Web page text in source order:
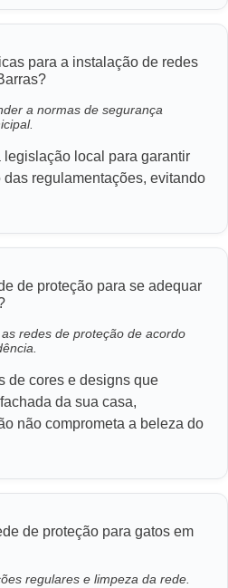
para a instalação de redes
a normas de segurança
legislação local para garantir
regulamentações, evitando
de proteção para se adequar
redes de proteção de acordo
de cores e designs que
da sua casa,
não comprometa a beleza do
de proteção para gatos em
regulares e limpeza da rede.